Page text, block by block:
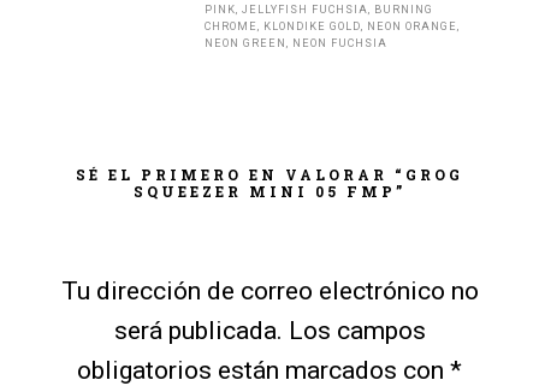
PINK, JELLYFISH FUCHSIA, BURNING
CHROME, KLONDIKE GOLD, NEON ORANGE,
NEON GREEN, NEON FUCHSIA
SÉ EL PRIMERO EN VALORAR “GROG
SQUEEZER MINI 05 FMP”
Tu dirección de correo electrónico no
será publicada. Los campos
obligatorios están marcados con *